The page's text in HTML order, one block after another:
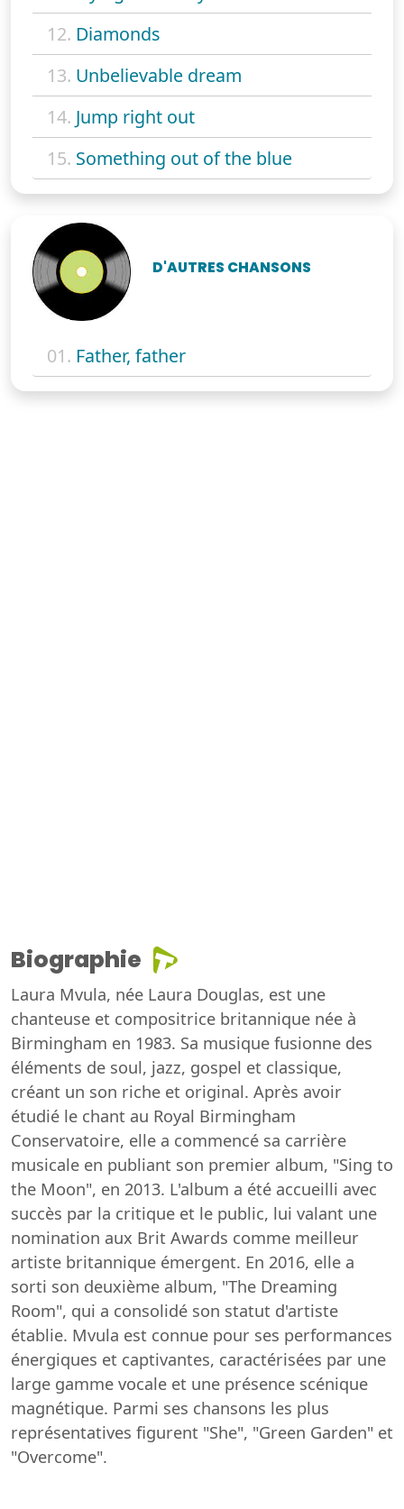
12. Diamonds
13. Unbelievable dream
14. Jump right out
15. Something out of the blue
D'AUTRES CHANSONS
01. Father, father
Biographie
Laura Mvula, née Laura Douglas, est une
chanteuse et compositrice britannique née à
Birmingham en 1983. Sa musique fusionne des
éléments de soul, jazz, gospel et classique,
créant un son riche et original. Après avoir
étudié le chant au Royal Birmingham
Conservatoire, elle a commencé sa carrière
musicale en publiant son premier album, "Sing to
the Moon", en 2013. L'album a été accueilli avec
succès par la critique et le public, lui valant une
nomination aux Brit Awards comme meilleur
artiste britannique émergent. En 2016, elle a
sorti son deuxième album, "The Dreaming
Room", qui a consolidé son statut d'artiste
établie. Mvula est connue pour ses performances
énergiques et captivantes, caractérisées par une
large gamme vocale et une présence scénique
magnétique. Parmi ses chansons les plus
représentatives figurent "She", "Green Garden" et
"Overcome".